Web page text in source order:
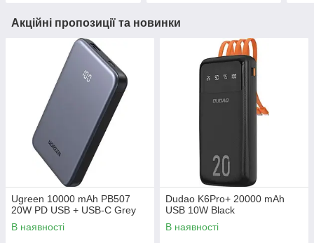
Акційні пропозиції та новинки
Ugreen 10000 mAh PB507
20W PD USB + USB-C Grey
В наявності
Dudao K6Pro+ 20000 mAh
USB 10W Black
В наявності